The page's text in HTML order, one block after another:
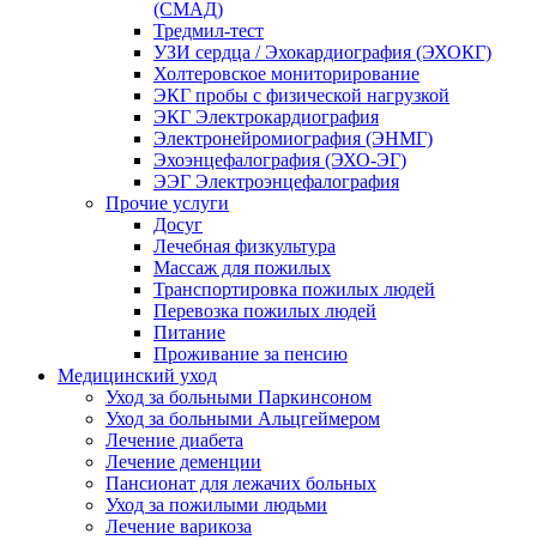
(СМАД)
Тредмил-тест
УЗИ сердца / Эхокардиография (ЭХОКГ)
Холтеровское мониторирование
ЭКГ пробы с физической нагрузкой
ЭКГ Электрокардиография
Электронейромиография (ЭНМГ)
Эхоэнцефалография (ЭХО-ЭГ)
ЭЭГ Электроэнцефалография
Прочие услуги
Досуг
Лечебная физкультура
Массаж для пожилых
Транспортировка пожилых людей
Перевозка пожилых людей
Питание
Проживание за пенсию
Медицинский уход
Уход за больными Паркинсоном
Уход за больными Альцгеймером
Лечение диабета
Лечение деменции
Пансионат для лежачих больных
Уход за пожилыми людьми
Лечение варикоза